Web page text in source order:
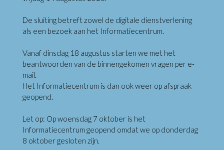
De sluiting betreft zowel de digitale dienstverlening
als een bezoek aan het Informatiecentrum.
Vanaf dinsdag 18 augustus starten we met het
beantwoorden van de binnengekomen vragen per e-
mail.
Het Informatiecentrum is dan ook weer op afspraak
geopend.
Let op: Op woensdag 7 oktober is het
Informatiecentrum geopend omdat we op donderdag
8 oktober gesloten zijn.